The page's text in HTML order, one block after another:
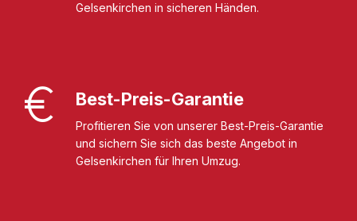
Gelsenkirchen in sicheren Händen.
Best-Preis-Garantie
Profitieren Sie von unserer Best-Preis-Garantie
und sichern Sie sich das beste Angebot in
Gelsenkirchen für Ihren Umzug.